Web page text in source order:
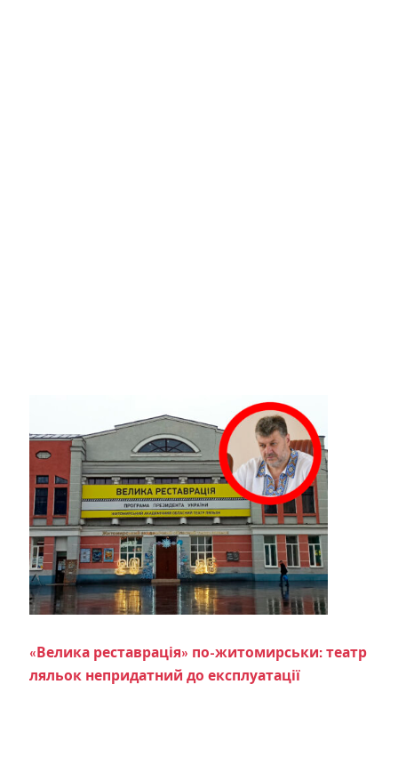
«Велика реставрація» по-житомирськи: театр
ляльок непридатний до експлуатації